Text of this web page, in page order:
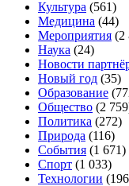
Культура (561)
Медицина (44)
Мероприятия (2
Наука (24)
Новости
Новый год (35)
Образование
Общество (2
Политика (272)
Природа (116)
События (1 671)
Спорт (1 033)
Технологии